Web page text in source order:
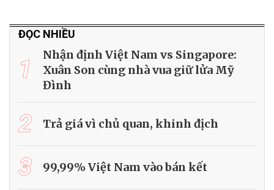
ĐỌC NHIỀU
1
Nhận định Việt Nam vs Singapore:
Xuân Son cùng nhà vua giữ lửa Mỹ
Đình
2 Trả giá vì chủ quan, khinh địch
3 99,99% Việt Nam vào bán kết